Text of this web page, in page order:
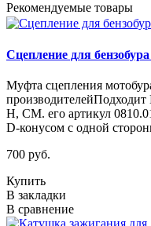
Рекомендуемые товары
Сцепление для
Муфта сцепления
Н, СМ. его артикул
D-конусом с одной
700 руб.
Купить
В закладки
В сравнение